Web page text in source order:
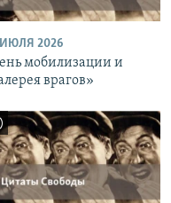
2026
мобилизации и
врагов»